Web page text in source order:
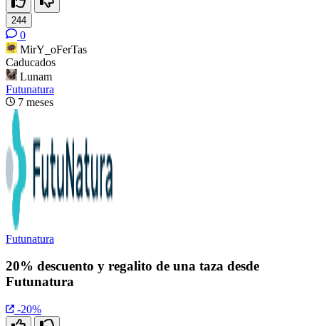
244
0
MirY_oFerTas
Caducados
Lunam
Futunatura
7 meses
Futunatura
20% descuento y regalito de una taza desde
Futunatura
-20%